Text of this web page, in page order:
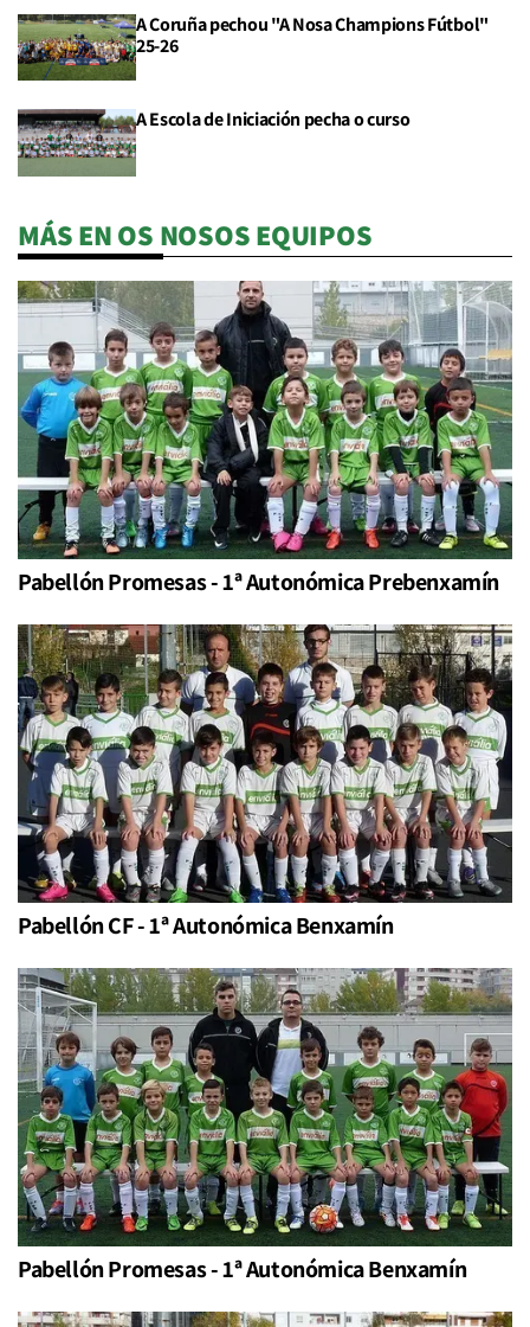
A Coruña pechou "A Nosa Champions Fútbol"
25-26
A Escola de Iniciación pecha o curso
MÁS EN OS NOSOS EQUIPOS
Pabellón Promesas - 1ª Autonómica Prebenxamín
Pabellón CF - 1ª Autonómica Benxamín
Pabellón Promesas - 1ª Autonómica Benxamín